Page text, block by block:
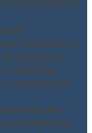
Rischio Stress
Evacuazione
di Sicurezza
Lavoratori
supporto alla
del
e Protezione